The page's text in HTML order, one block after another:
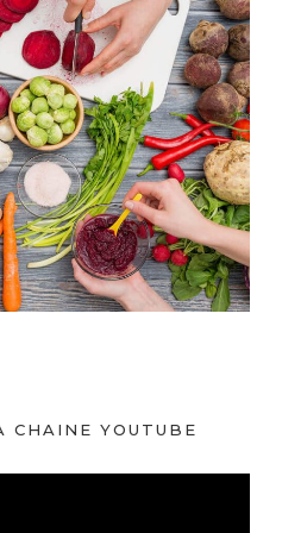
CHAINE YOUTUBE